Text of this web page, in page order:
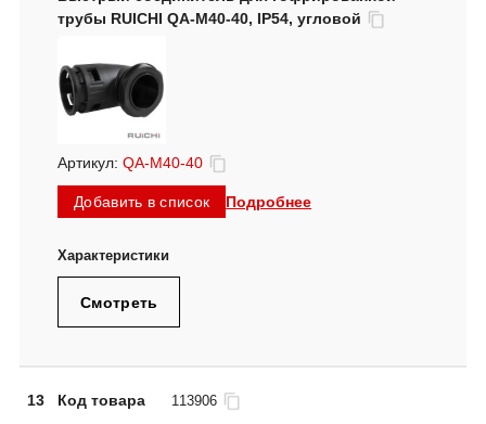
трубы RUICHI QA-M40-40, IP54, угловой
Артикул: QA-M40-40
Добавить в список Подробнее
Смотреть
13 Код товара 113906